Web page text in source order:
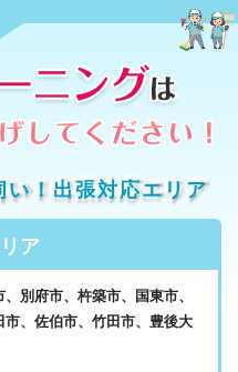
い！出張対応エリア
ア
別府市、杵築市、国東市、
、佐伯市、竹田市、豊後大